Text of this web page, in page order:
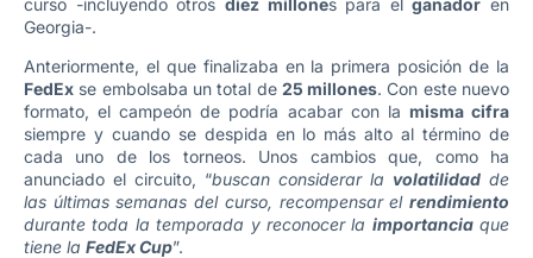
Georgia-.
Anteriormente, el que finalizaba en la primera posición de la
FedEx se embolsaba un total de 25 millones. Con este nuevo
formato, el campeón de podría acabar con la misma cifra
siempre y cuando se despida en lo más alto al término de
cada uno de los torneos. Unos cambios que, como ha
anunciado el circuito, “buscan considerar la volatilidad de
las últimas semanas del curso, recompensar el rendimiento
durante toda la temporada y reconocer la importanciaque
tiene la FedEx Cup”.